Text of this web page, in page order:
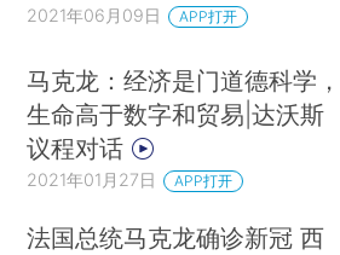
2021年06月09日 APP打开
马克龙：经济是门道德科学，
生命高于数字和贸易|达沃斯
议程对话
2021年01月27日 APP打开
法国总统马克龙确诊新冠 西